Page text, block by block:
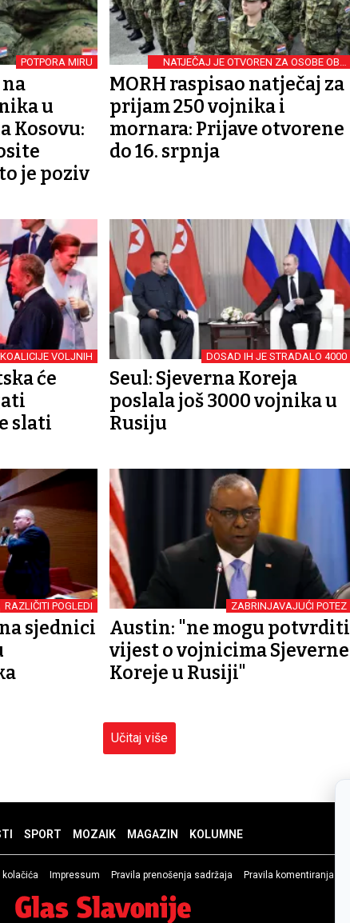
POTPORA MIRU
u
Kosovu:
je poziv
NATJEČAJ JE OTVOREN ZA OSOBE OBA
SPOLA
MORH raspisao natječaj za
prijam 250 vojnika i
mornara: Prijave otvorene
do 16. srpnja
VOLJNIH
će
slati
DOSAD IH JE STRADALO 4000
Seul: Sjeverna Koreja
poslala još 3000 vojnika u
Rusiju
RAZLIČITI POGLEDI
sjednici
ZABRINJAVAJUĆI POTEZ
Austin: "ne mogu potvrditi
vijest o vojnicima Sjeverne
Koreje u Rusiji"
Učitaj više
SPORT MOZAIK MAGAZIN KOLUMNE
Impressum Pravila prenošenja sadržaja Pravila komentiranja